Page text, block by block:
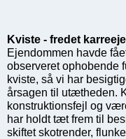
Kviste - fredet
Ejendommen havde
observeret ophobende
kviste, så vi har
årsagen til utætheden.
konstruktionsfejl og
har holdt tæt frem til
skiftet skotrender,